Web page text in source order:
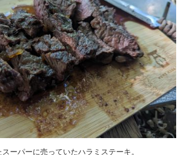
ーパーに売っていたハラミステーキ。